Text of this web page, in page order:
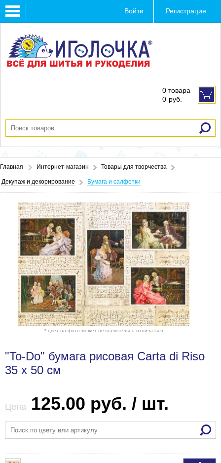
Toggle
navigation
Войти Регистрация
0 товара
0 руб.
Главная Интернет-магазин Товары для творчества
Декупаж и декорирование Бумага и салфетки
* цвет на фото может незначительно отличаться
"To-Do" бумага рисовая Carta di Riso
35 x 50 см
Цена 125.00 руб. / шт.